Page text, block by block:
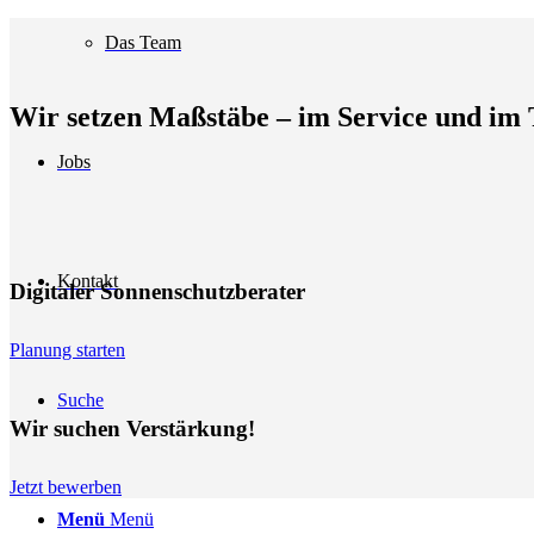
Das Team
Jobs
Kontakt
Suche
Menü Menü
Wir setzen Maßstäbe – im Service und im
Digitaler Sonnenschutzberater
Planung starten
Wir suchen Verstärkung!
Jetzt bewerben